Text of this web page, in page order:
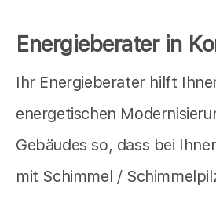
Energieberater in
Ihr Energieberater hilft
energetischen
Gebäudes so, dass bei
mit Schimmel /